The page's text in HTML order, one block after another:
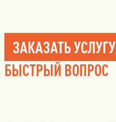
ЗАКАЗАТЬ УСЛУГУ
БЫСТРЫЙ ВОПРОС